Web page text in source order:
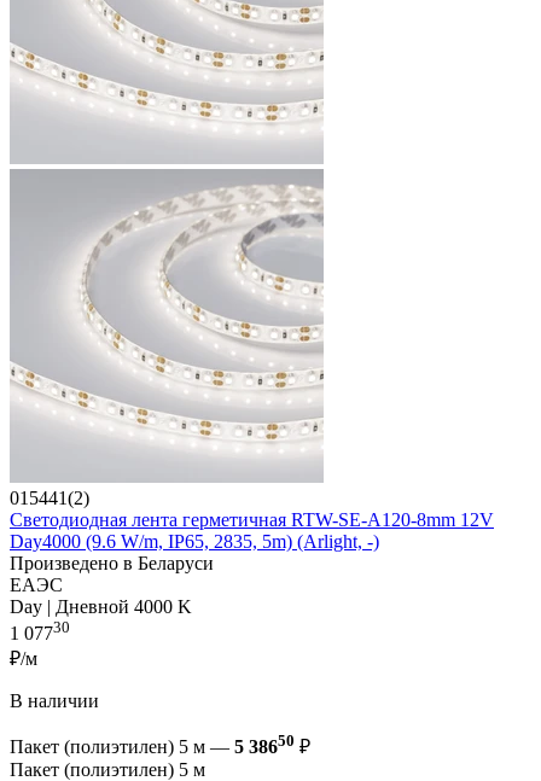
015441(2)
Светодиодная лента герметичная RTW-SE-A120-8mm 12V
Day4000 (9.6 W/m, IP65, 2835, 5m) (Arlight, -)
Произведено в Беларуси
ЕАЭС
Day | Дневной 4000 K
1 07730
₽/м
В наличии
Пакет (полиэтилен) 5 м — 5 38650 ₽
Пакет (полиэтилен) 5 м